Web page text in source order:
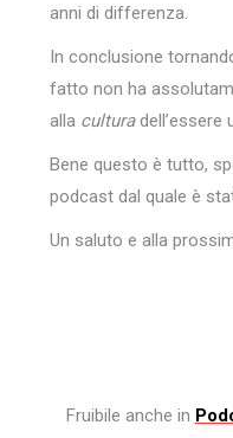
anni di differenza.
In conclusione
fatto non ha
alla culturadell’essere
Bene questo è tutto,
podcast dal quale è
Un saluto e alla
Fruibile anche in